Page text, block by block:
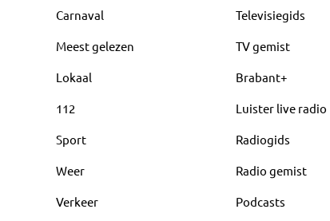
Carnaval
Meest gelezen
Lokaal
112
Sport
Weer
Verkeer
Televisiegids
TV gemist
Brabant+
Luister live radio
Radiogids
Radio gemist
Podcasts